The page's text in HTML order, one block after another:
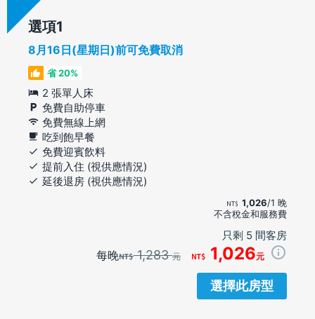
選項
8月16日(星期日)前可免費取消
省 20%
2 張單人床
免費自助停車
免費無線上網
吃到飽早餐
免費迎賓飲料
提前入住 (視供應情況)
延後退房 (視供應情況)
1,026/1 晚
不含稅金和服務費
只剩 5 間客房
每晚 1,283元 1,026元
選擇此房型